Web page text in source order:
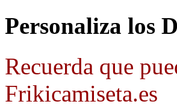
Personaliza los
Recuerda que
Frikicamiseta.es